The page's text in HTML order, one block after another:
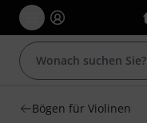
Bögen für Violinen